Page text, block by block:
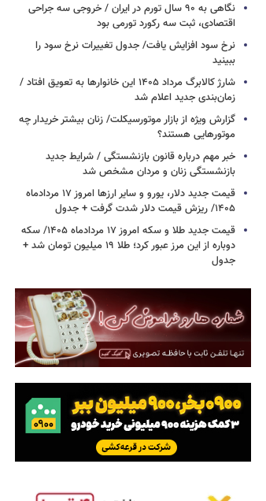
نگاهی به ۹۰ سال تورم در ایران / خروجی سه جراحی
اقتصادی، ثبت سه رکورد تورمی بود
نرخ سود افزایش یافت/ جدول تغییرات نرخ سود را
ببینید
شارژ کالابرگ مرداد ۱۴۰۵ این خانوارها به تعویق افتاد /
زمان‌بندی جدید اعلام شد
گزارش ویژه از بازار موتورسیکلت/ زنان بیشتر خریدار چه
موتورهایی هستند؟
خبر مهم درباره قانون بازنشستگی / شرایط جدید
بازنشستگی زنان و مردان مشخص شد
قیمت جدید دلار، یورو و سایر ارزها امروز ۱۷ مردادماه
۱۴۰۵/ ریزش قیمت دلار شدت گرفت + جدول
قیمت جدید طلا و سکه امروز ۱۷ مردادماه ۱۴۰۵/ سکه
دوباره از این مرز عبور کرد؛ طلا ۱۹ میلیون تومان شد +
جدول